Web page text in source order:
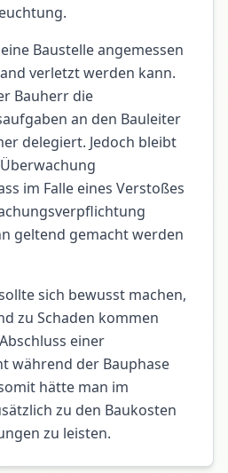
Baustelle angemessen
verletzt werden kann.
Bauherr die
an den Bauleiter
delegiert. Jedoch bleibt
im Falle eines Verstoßes
geltend gemacht werden
sich bewusst machen,
zu Schaden kommen
einer
während der Bauphase
hätte man im
zu den Baukosten
zu leisten.